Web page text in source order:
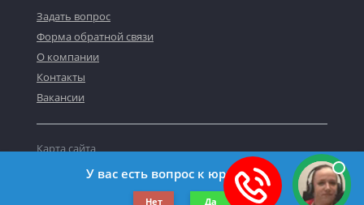
Задать вопрос
Форма обратной связи
О компании
Контакты
Вакансии
©2019-2026 Все права защищены.
Карта сайта
Политика персональных данных
У вас есть вопрос к юристу?
Нет Да